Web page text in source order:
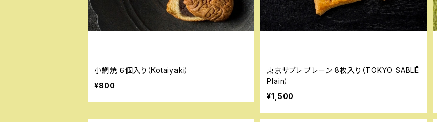
小鯛焼 ６個入り（Kotaiyaki）
¥800
東京サブレ プレーン 8枚入り（TOKYO SABLĒ
Plain）
¥1,500